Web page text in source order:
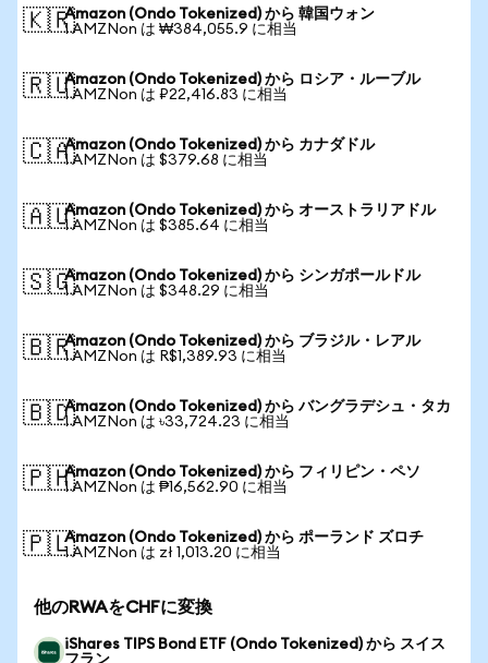
🇰🇷Amazon (Ondo Tokenized) から 韓国ウォン
1 AMZNon は ₩384,055.9 に相当
🇷🇺Amazon (Ondo Tokenized) から ロシア・ルーブル
1 AMZNon は ₽22,416.83 に相当
🇨🇦Amazon (Ondo Tokenized) から カナダドル
1 AMZNon は $379.68 に相当
🇦🇺Amazon (Ondo Tokenized) から オーストラリアドル
1 AMZNon は $385.64 に相当
🇸🇬Amazon (Ondo Tokenized) から シンガポールドル
1 AMZNon は $348.29 に相当
🇧🇷Amazon (Ondo Tokenized) から ブラジル・レアル
1 AMZNon は R$1,389.93 に相当
🇧🇩Amazon (Ondo Tokenized) から バングラデシュ・タカ
1 AMZNon は ৳33,724.23 に相当
🇵🇭Amazon (Ondo Tokenized) から フィリピン・ペソ
1 AMZNon は ₱16,562.90 に相当
🇵🇱Amazon (Ondo Tokenized) から ポーランド ズロチ
1 AMZNon は zł 1,013.20 に相当
他のRWAをCHFに変換
iShares TIPS Bond ETF (Ondo Tokenized) から スイス
フラン